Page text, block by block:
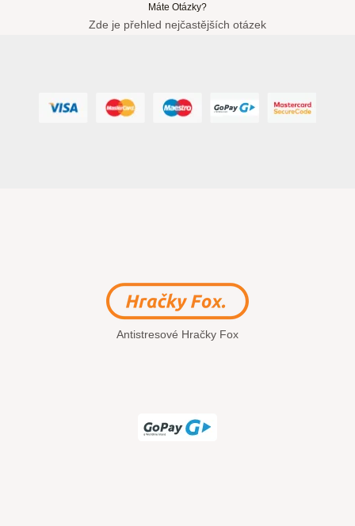
Máte Otázky?
Zde je přehled nejčastějších otázek
Antistresové Hračky Fox